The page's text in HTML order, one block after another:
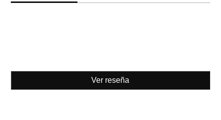
Ver reseña